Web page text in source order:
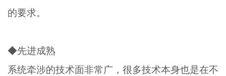
的要求。
◆先进成熟
系统牵涉的技术面非常广，很多技术本身也是在不